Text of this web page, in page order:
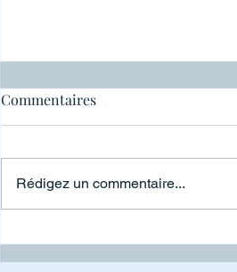
Pile à risque
Commentaires
Rédigez un commentaire...